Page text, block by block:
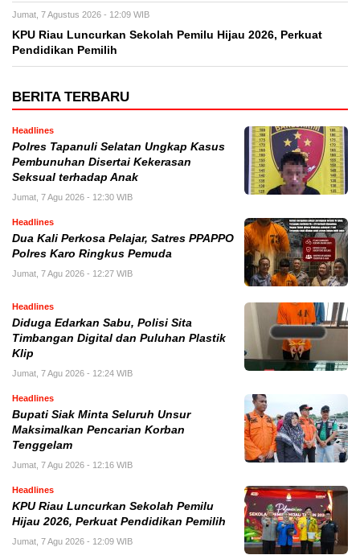
Jumat, 7 Agustus 2026 - 12:09 WIB
KPU Riau Luncurkan Sekolah Pemilu Hijau 2026, Perkuat
Pendidikan Pemilih
BERITA TERBARU
Headlines
Polres Tapanuli Selatan Ungkap Kasus
Pembunuhan Disertai Kekerasan
Seksual terhadap Anak
Jumat, 7 Agu 2026 - 12:30 WIB
Headlines
Dua Kali Perkosa Pelajar, Satres PPAPPO
Polres Karo Ringkus Pemuda
Jumat, 7 Agu 2026 - 12:27 WIB
Headlines
Diduga Edarkan Sabu, Polisi Sita
Timbangan Digital dan Puluhan Plastik
Klip
Jumat, 7 Agu 2026 - 12:24 WIB
Headlines
Bupati Siak Minta Seluruh Unsur
Maksimalkan Pencarian Korban
Tenggelam
Jumat, 7 Agu 2026 - 12:16 WIB
Headlines
KPU Riau Luncurkan Sekolah Pemilu
Hijau 2026, Perkuat Pendidikan Pemilih
Jumat, 7 Agu 2026 - 12:09 WIB